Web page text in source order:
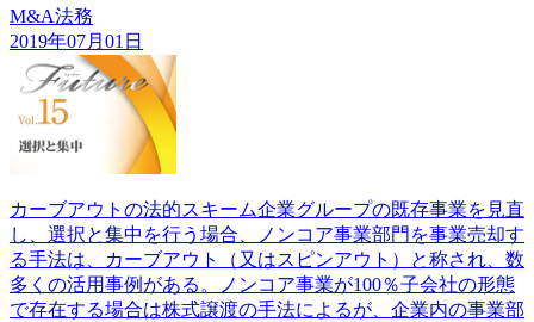
M&A法務
2019年07月01日
カーブアウトの法的スキーム企業グループの既存事業を見直
し、選択と集中を行う場合、ノンコア事業部門を事業売却す
る手法は、カーブアウト（又はスピンアウト）と称され、数
多くの活用事例がある。ノンコア事業が100％子会社の形態
で存在する場合は株式譲渡の手法によるが、企業内の事業部